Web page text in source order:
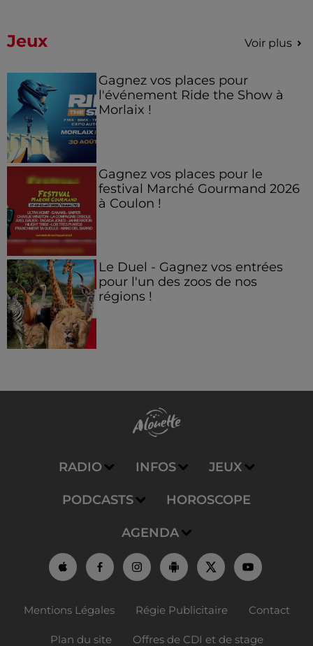
Jeux Voir plus
Gagnez vos places pour
l'événement Ride the Show à
Morlaix !
Gagnez vos places pour le
festival Marché Gourmand 2026
à Coulon !
Le Duel - Gagnez vos entrées
pour l'un des zoos de nos
régions !
RADIO INFOS JEUX
PODCASTS HOROSCOPE
AGENDA
Mentions Légales Régie Publicitaire Contact
Plan du site Offres de CDI et de stage